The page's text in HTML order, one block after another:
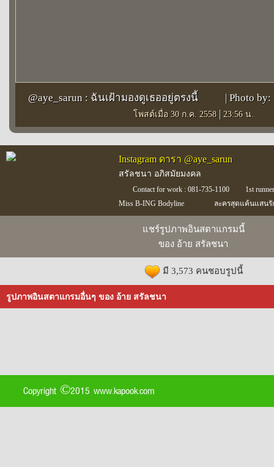
@aye_sarun : ฉันเฝ้ามองดูเธออยู่ตรงนี้ | Photo
โพสต์เมื่อ 30 ก.ค. 2558 | 23:56 น.
Instagram ดารา @aye_sarun
สรัลชนา อภิสมัยมงคล
Contact for work : 081-735-1100
1st
Miss B-ING Bodyline
ละครสุดแค้นแสนรั
แชร์รูปภาพอินสตาแกรมนี้
ของ อ้าย สรัลชนา
มี 3,573 คนชอบรูปนี้
รูปภาพอินสตาแกรมอื่นๆ ของ อ้าย สรัลชนา
Copyright ©2015 www.kapook.com